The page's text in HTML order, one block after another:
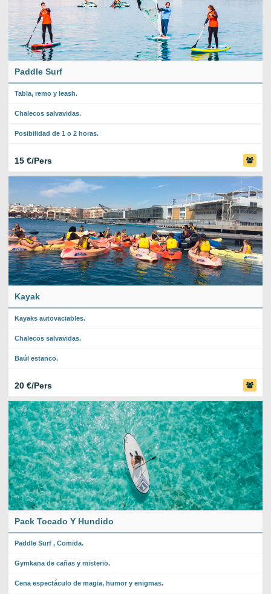
Paddle Surf
Tabla, remo y leash.
Chalecos salvavidas.
Posibilidad de 1 o 2 horas.
15 €/Pers
Kayak
Kayaks autovaciables.
Chalecos salvavidas.
Baúl estanco.
20 €/Pers
Pack Tocado Y Hundido
Paddle Surf , Comida.
Gymkana de cañas y misterio.
Cena espectáculo de magia, humor y enigmas.